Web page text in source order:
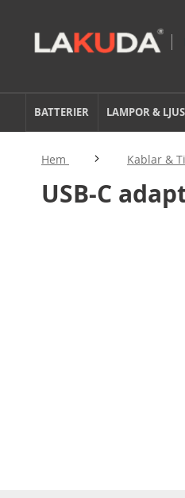
BATTERIER LAMPOR & LJUS
Hem Kablar &
USB-C